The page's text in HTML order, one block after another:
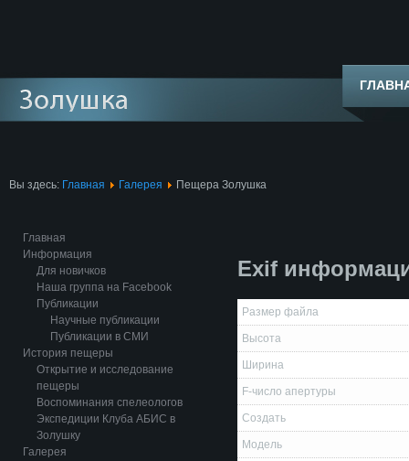
Вы здесь: Главная Галерея Пещера Золушка
Главная
Информация
Для новичков
Наша группа на Facebook
Публикации
Научные публикации
Публикации в СМИ
История пещеры
Открытие и исследование
пещеры
Воспоминания спелеологов
Экспедиции Клуба АБИС в
Золушку
Галерея
Exif
Размер файла
Высота
Ширина
F-число апертуры
Создать
Модель